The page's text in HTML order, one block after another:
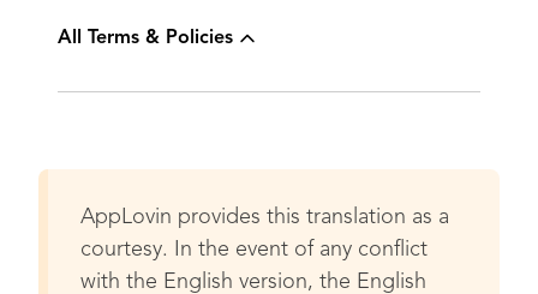
All Terms & Policies
AppLovin provides this translation as a
courtesy. In the event of any conflict
with the English version, the English